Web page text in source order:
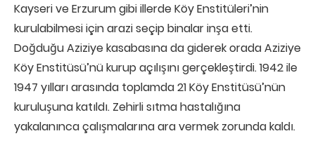
Kayseri ve Erzurum gibi illerde Köy Enstitüleri’nin
kurulabilmesi için arazi seçip binalar inşa etti.
Doğduğu Aziziye kasabasına da giderek orada Aziziye
Köy Enstitüsü’nü kurup açılışını gerçekleştirdi. 1942 ile
1947 yılları arasında toplamda 21 Köy Enstitüsü’nün
kuruluşuna katıldı. Zehirli sıtma hastalığına
yakalanınca çalışmalarına ara vermek zorunda kaldı.